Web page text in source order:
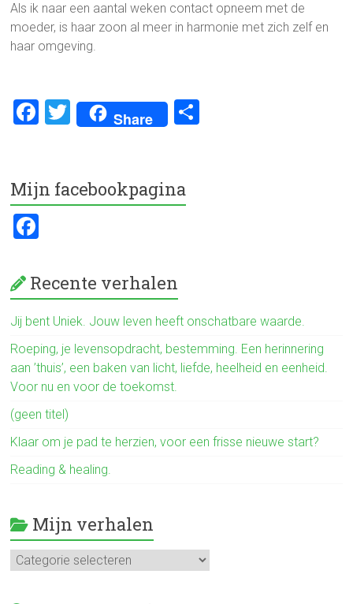
Als ik naar een aantal weken contact opneem met de
moeder, is haar zoon al meer in harmonie met zich zelf en
haar omgeving.
F
b
o
T
wi
er
Share
Mijn facebookpagina
ce
b
o
ok
Recente verhalen
Jij bent Uniek. Jouw leven heeft onschatbare waarde.
Roeping, je levensopdracht, bestemming. Een herinnering
aan ’thuis’, een baken van licht, liefde, heelheid en eenheid.
Voor nu en voor de toekomst.
(geen titel)
Klaar om je pad te herzien, voor een frisse nieuwe start?
Reading & healing.
Mijn verhalen
Mijn
verhalen